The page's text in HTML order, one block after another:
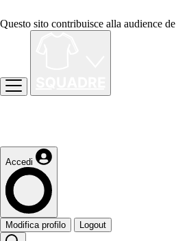
Questo sito contribuisce alla audience de
Accedi
Modifica profilo Logout